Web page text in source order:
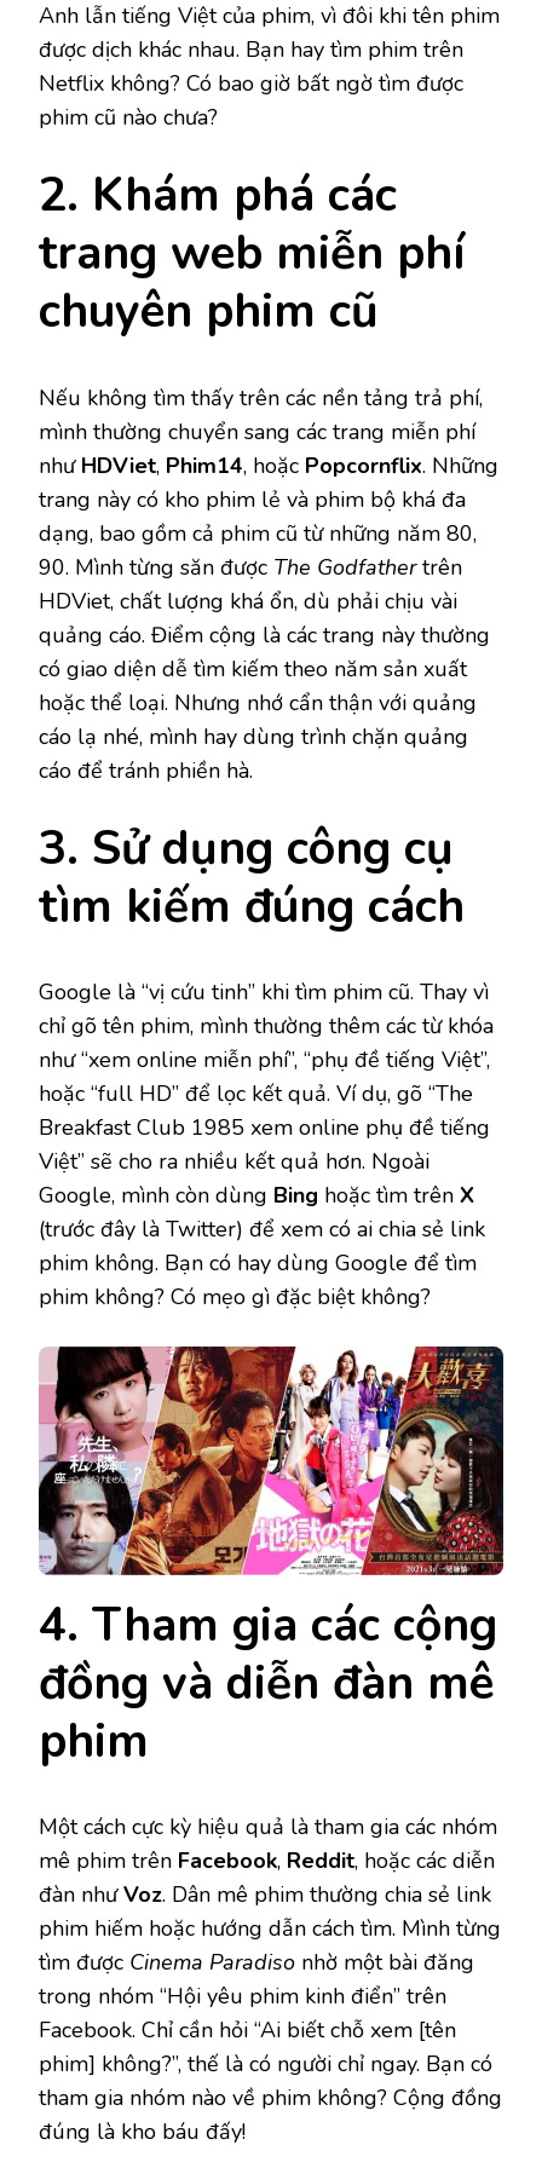
Anh lẫn tiếng Việt của phim, vì đôi khi tên phim
được dịch khác nhau. Bạn hay tìm phim trên
Netflix không? Có bao giờ bất ngờ tìm được
phim cũ nào chưa?
2. Khám phá các
trang web miễn phí
chuyên phim cũ
Nếu không tìm thấy trên các nền tảng trả phí,
mình thường chuyển sang các trang miễn phí
như HDViet, Phim14, hoặc Popcornflix. Những
trang này có kho phim lẻ và phim bộ khá đa
dạng, bao gồm cả phim cũ từ những năm 80,
90. Mình từng săn được The Godfathertrên
HDViet, chất lượng khá ổn, dù phải chịu vài
quảng cáo. Điểm cộng là các trang này thường
có giao diện dễ tìm kiếm theo năm sản xuất
hoặc thể loại. Nhưng nhớ cẩn thận với quảng
cáo lạ nhé, mình hay dùng trình chặn quảng
cáo để tránh phiền hà.
3. Sử dụng công cụ
tìm kiếm đúng cách
Google là “vị cứu tinh” khi tìm phim cũ. Thay vì
chỉ gõ tên phim, mình thường thêm các từ khóa
như “xem online miễn phí”, “phụ đề tiếng Việt”,
hoặc “full HD” để lọc kết quả. Ví dụ, gõ “The
Breakfast Club 1985 xem online phụ đề tiếng
Việt” sẽ cho ra nhiều kết quả hơn. Ngoài
Google, mình còn dùng Bing hoặc tìm trên X
(trước đây là Twitter) để xem có ai chia sẻ link
phim không. Bạn có hay dùng Google để tìm
phim không? Có mẹo gì đặc biệt không?
4. Tham gia các cộng
đồng và diễn đàn mê
phim
Một cách cực kỳ hiệu quả là tham gia các nhóm
mê phim trên Facebook, Reddit, hoặc các diễn
đàn nhưVoz. Dân mê phim thường chia sẻ link
phim hiếm hoặc hướng dẫn cách tìm. Mình từng
tìm được Cinema Paradiso nhờ một bài đăng
trong nhóm “Hội yêu phim kinh điển” trên
Facebook. Chỉ cần hỏi “Ai biết chỗ xem [tên
phim] không?”, thế là có người chỉ ngay. Bạn có
tham gia nhóm nào về phim không? Cộng đồng
đúng là kho báu đấy!